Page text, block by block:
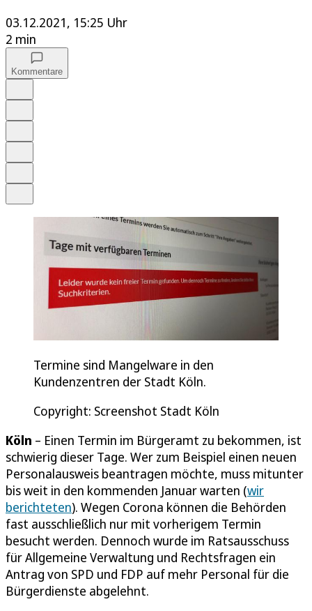
03.12.2021, 15:25 Uhr
2 min
Kommentare
Termine sind Mangelware in den
Kundenzentren der Stadt Köln.
Copyright: Screenshot Stadt Köln
Köln – Einen Termin im Bürgeramt zu bekommen, ist
schwierig dieser Tage. Wer zum Beispiel einen neuen
Personalausweis beantragen möchte, muss mitunter
bis weit in den kommenden Januar warten (wir
berichteten). Wegen Corona können die Behörden
fast ausschließlich nur mit vorherigem Termin
besucht werden. Dennoch wurde im Ratsausschuss
für Allgemeine Verwaltung und Rechtsfragen ein
Antrag von SPD und FDP auf mehr Personal für die
Bürgerdienste abgelehnt.